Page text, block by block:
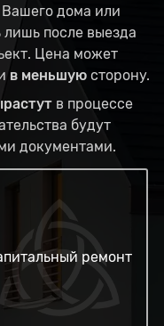
дома или
после выезда
Цена может
в меньшую сторону.
в процессе
будут
документами.
ремонт